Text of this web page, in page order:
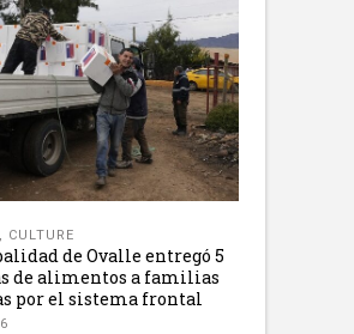
, CULTURE
de Ovalle entregó 5
de alimentos a familias
por el sistema frontal